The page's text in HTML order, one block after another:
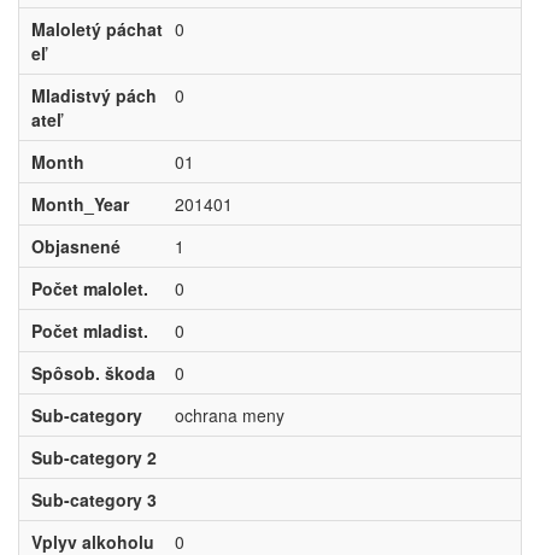
Maloletý páchat
eľ
0
Mladistvý pách
ateľ
0
Month
01
Month_Year
201401
Objasnené
1
Počet malolet.
0
Počet mladist.
0
Spôsob. škoda
0
Sub-category
ochrana meny
Sub-category 2
Sub-category 3
Vplyv alkoholu
0